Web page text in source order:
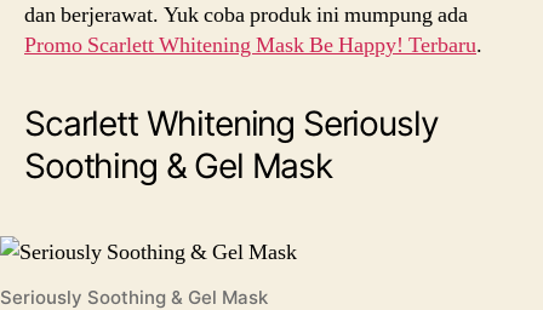
dan berjerawat. Yuk coba produk ini mumpung ada
Promo Scarlett Whitening Mask Be Happy! Terbaru.
Scarlett Whitening Seriously
Soothing & Gel Mask
Seriously Soothing & Gel Mask